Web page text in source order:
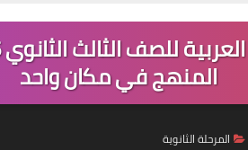
المنهج في مكان واحد
المرحلة الثانوية